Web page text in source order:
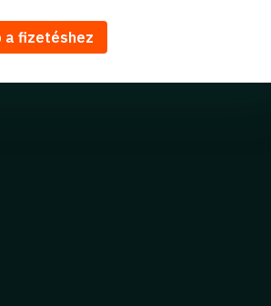
a fizetéshez